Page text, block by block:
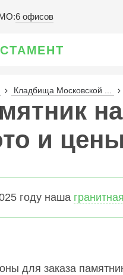
:6 офисов
Кладбища Московской ...
и
году наша
для заказа